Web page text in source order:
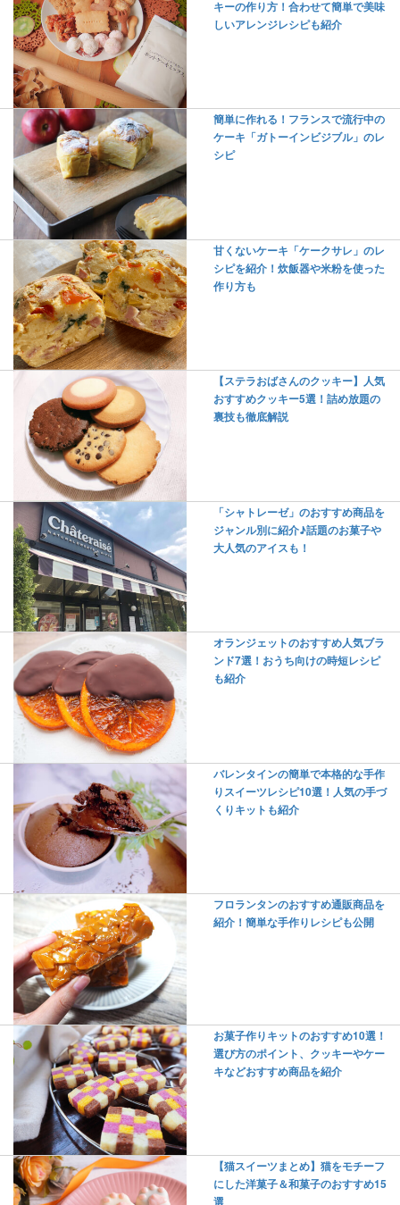
キーの作り方！合わせて簡単で美味
しいアレンジレシピも紹介
簡単に作れる！フランスで流行中の
ケーキ「ガトーインビジブル」のレ
シピ
甘くないケーキ「ケークサレ」のレ
シピを紹介！炊飯器や米粉を使った
作り方も
【ステラおばさんのクッキー】人気
おすすめクッキー5選！詰め放題の
裏技も徹底解説
「シャトレーゼ」のおすすめ商品を
ジャンル別に紹介♪話題のお菓子や
大人気のアイスも！
オランジェットのおすすめ人気ブラ
ンド7選！おうち向けの時短レシピ
も紹介
バレンタインの簡単で本格的な手作
りスイーツレシピ10選！人気の手づ
くりキットも紹介
フロランタンのおすすめ通販商品を
紹介！簡単な手作りレシピも公開
お菓子作りキットのおすすめ10選！
選び方のポイント、クッキーやケー
キなどおすすめ商品を紹介
【猫スイーツまとめ】猫をモチーフ
にした洋菓子＆和菓子のおすすめ15
選